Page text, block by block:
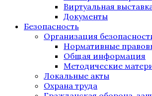
Виртуальная
Документы
Безопасность
Организация
Нормативные
Общая информация
Методические
Локальные акты
Охрана труда